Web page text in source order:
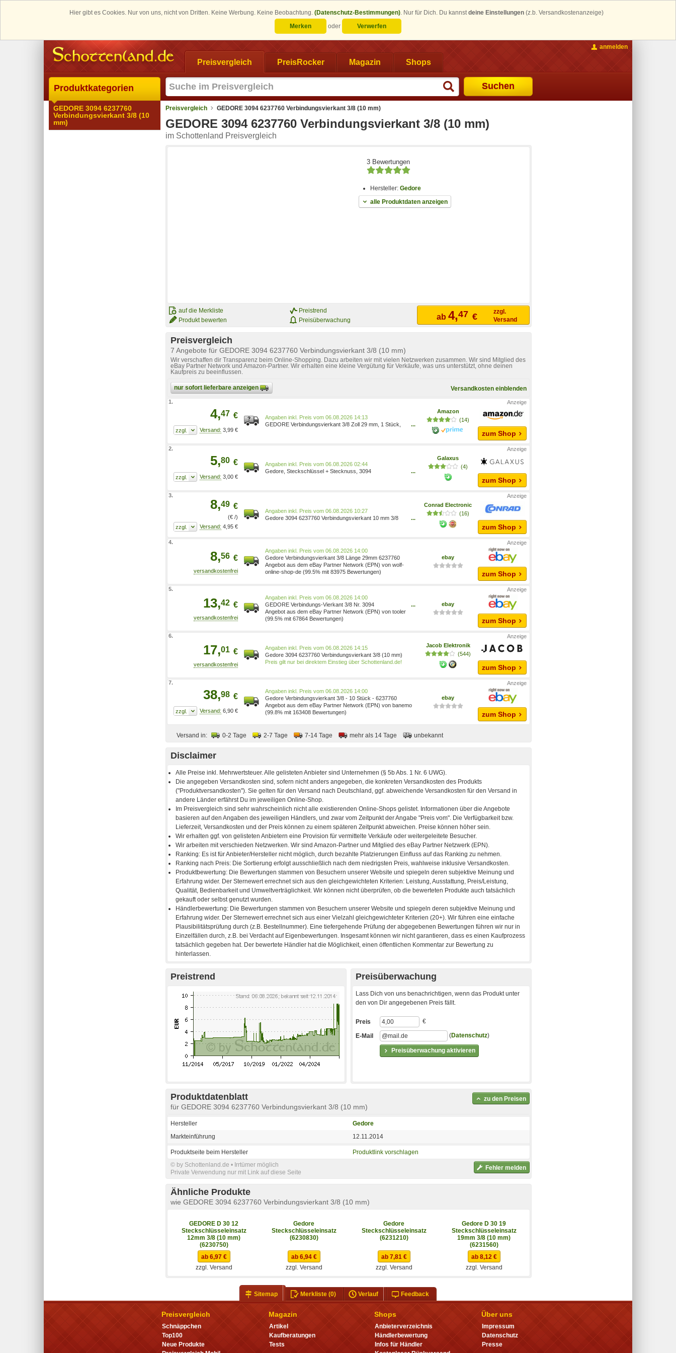
Hier gibt es Cookies. Nur von uns, nicht von Dritten. Keine Werbung. Keine Beobachtung. (Datenschutz-Bestimmungen). Nur für Dich. Du kannstdeine Einstellungen (z.b. Versandkostenanzeige)
Merken
oder Verwerfen
Preisvergleich PreisRocker Magazin Shops
Suchen
anmelden
Produktkategorien
GEDORE 3094 6237760
Verbindungsvierkant 3/8 (10
mm)
Preisvergleich GEDORE 3094 6237760 Verbindungsvierkant 3/8 (10 mm)
GEDORE 3094 6237760 Verbindungsvierkant 3/8 (10 mm)
im Schottenland Preisvergleich
3 Bewertungen
Hersteller:Gedore
alle Produktdaten anzeigen
auf die Merkliste
Produkt bewerten
Preistrend
Preisüberwachung
ab 4,47 €
zzgl.
Versand
Preisvergleich
7 Angebote für GEDORE 3094 6237760 Verbindungsvierkant 3/8 (10 mm)
Wir verschaffen dir Transparenz beim Online-Shopping. Dazu arbeiten wir mit vielen Netzwerken zusammen. Wir sind Mitglied des
eBay Partner Network und Amazon-Partner. Wir erhalten eine kleine Vergütung für Verkäufe, was uns unterstützt, ohne deinen
Kaufpreis zu beeinflussen.
nur sofort lieferbare anzeigen Versandkosten einblenden
1.
4,47 €
3,99 €
Preis vom 06.08.2026 14:13
GEDORE Verbindungsvierkant 3/8 Zoll 29 mm, 1 Stück,
...
Amazon
(14)
zum Shop
2.
5,80 €
3,00 €
Preis vom 06.08.2026 02:44
Gedore, Steckschlüssel + Stecknuss, 3094
...
Galaxus
(4)
zum Shop
3.
8,49 €
(€ /)
4,95 €
Preis vom 06.08.2026 10:27
Gedore 3094 6237760 Verbindungsvierkant 10 mm 3/8
...
Conrad Electronic
(16)
zum Shop
4.
8,56 €
Preis vom 06.08.2026 14:00
Gedore Verbindungsvierkant 3/8 Länge 29mm 6237760
Angebot aus dem eBay Partner Network (EPN) von wolf-
online-shop-de (99.5% mit 83975 Bewertungen)
ebay
zum Shop
5.
13,42 €
Preis vom 06.08.2026 14:00
GEDORE Verbindungs-Vierkant 3/8 Nr. 3094
4010886623770
...
Angebot aus dem eBay Partner Network (EPN) von tooler
(99.5% mit 67864 Bewertungen)
ebay
zum Shop
6.
17,01 €
Preis vom 06.08.2026 14:15
Gedore 3094 6237760 Verbindungsvierkant 3/8 (10 mm)
Preis gilt nur bei direktem Einstieg über Schottenland.de!
Jacob Elektronik
(544)
zum Shop
7.
38,98 €
6,90 €
Preis vom 06.08.2026 14:00
Gedore Verbindungsvierkant 3/8 - 10 Stück - 6237760
Angebot aus dem eBay Partner Network (EPN) von banemo
(99.8% mit 163408 Bewertungen)
ebay
zum Shop
Versand in: 0-2 Tage 2-7 Tage 7-14 Tage mehr als 14 Tage unbekannt
Disclaimer
Preistrend Preisüberwachung
Lass Dich von uns benachrichtigen, wenn das Produkt unter
den von Dir angegebenen Preis fällt.
Preisüberwachung aktivieren
Preis €
E-Mail (Datenschutz)
Produktdatenblatt
für GEDORE 3094 6237760 Verbindungsvierkant 3/8 (10 mm)
zu den Preisen
Hersteller
Gedore
Markteinführung
12.11.2014
Produktseite beim Hersteller Produktlink vorschlagen
Fehler melden
© by Schottenland.de • Irrtümer möglich
Private Verwendung nur mit Link auf diese Seite
Ähnliche Produkte
wie GEDORE 3094 6237760 Verbindungsvierkant 3/8 (10 mm)
GEDORE D 30 12
Steckschlüsseleinsatz
12mm 3/8 (10 mm)
(6230750)
Gedore
Steckschlüsseleinsatz
(6230830)
Gedore
Steckschlüsseleinsatz
(6231210)
Gedore D 30 19
Steckschlüsseleinsatz
19mm 3/8 (10 mm)
(6231560)
ab 6,97 €
zzgl. Versand
ab 6,94 €
zzgl. Versand
ab 7,81 €
zzgl. Versand
ab 8,12 €
zzgl. Versand
Sitemap Merkliste(0) Verlauf Feedback
Preisvergleich
Schnäppchen
Top100
Neue Produkte
Magazin
Artikel
Kaufberatungen
Tests
Shops
Anbieterverzeichnis
Händlerbewertung
Infos für Händler
Über uns
Impressum
Datenschutz
Presse